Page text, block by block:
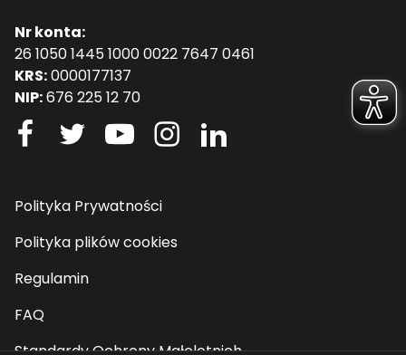
Nr konta:
26 1050 1445 1000 0022 7647 0461
KRS:0000177137
NIP:676 225 12 70
Polityka Prywatności
Polityka plików cookies
Regulamin
FAQ